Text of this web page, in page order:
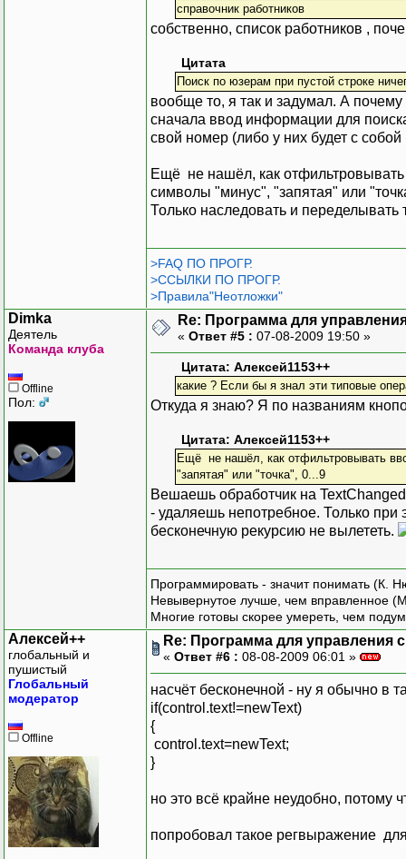
справочник работников
собственно, список работников ,
Цитата
Поиск по юзерам при пустой строке
вообще то, я так и задумал. А
сначала ввод информации для
свой номер (либо у них будет с
Ещё не нашёл, как
символы "минус", "запятая" или
Только наследовать и переделывать
>FAQ ПО ПРОГР.
>ССЫЛКИ ПО ПРОГР.
>Правила"Неотложки"
Dimka
Деятель
Команда клуба
Offline
Пол:
Re: Программа для
« Ответ #5 : 07-08-2009 19:50 »
Цитата: Алексей1153++
какие ? Если бы я знал эти типовые
Откуда я знаю? Я по названиям
Цитата: Алексей1153++
Ещё не нашёл, как отфильтровывать
"запятая" или "точка", 0...9
Вешаешь обработчик на
- удаляешь непотребное. Только при
бесконечную рекурсию не вылететь.
Программировать - значит понимать (К.
Невывернутое лучше, чем вправленное
Многие готовы скорее умереть, чем
Алексей++
глобальный и
пушистый
Глобальный
модератор
Offline
Re: Программа для управления
« Ответ #6 : 08-08-2009 06:01 »
насчёт бесконечной - ну я обычно в
if(control.text!=newText)
{
control.text=newText;
}
но это всё крайне неудобно, потому
попробовал такое регвыражение